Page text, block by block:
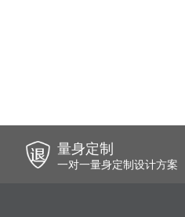
量身定制
一对一量身定制设计方案